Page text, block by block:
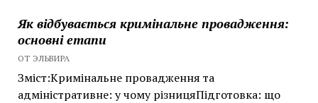
Як відбувається кримінальне провадження:
основні етапи
ОТ ЭЛЬВИРА
Зміст:Кримінальне провадження та
адміністративне: у чому різницяПідготовка: що